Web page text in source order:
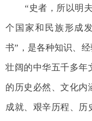
“史者，所以明
个国家和民族形成
书”，是各种知识、
壮阔的中华五千多年
的历史必然、文化内
成就、艰辛历程、历